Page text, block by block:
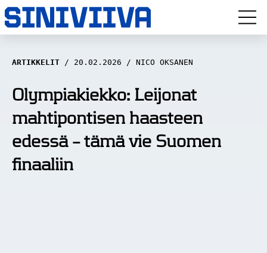
LUUVITONEN
HAASTATTELUT
NÄKÖKULMAT
ANALYYSIT
ARTIKKELIT 20.02.2026 NICO OKSANEN
Olympiakiekko: Leijonat
mahtipontisen haasteen
edessä – tämä vie Suomen
finaaliin